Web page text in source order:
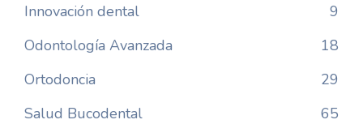
Innovación dental
9
Odontología Avanzada
18
Ortodoncia
29
Salud Bucodental
65